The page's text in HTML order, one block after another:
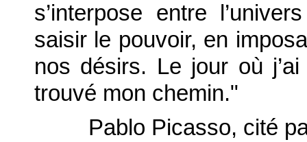
s’interpose entre
saisir le pouvoir, en
nos désirs. Le jour où
trouvé mon chemin."
Pablo Picasso, cité